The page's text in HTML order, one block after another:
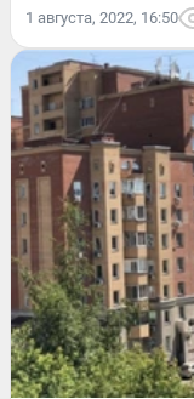
1 августа, 2022, 16:50